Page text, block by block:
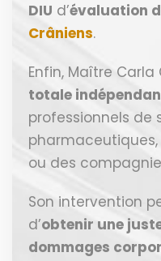
DIU d’évaluation
Crâniens.
Enfin, Maître Carla
totale
professionnels de
ou des
Son intervention
d’obtenir une
dommages